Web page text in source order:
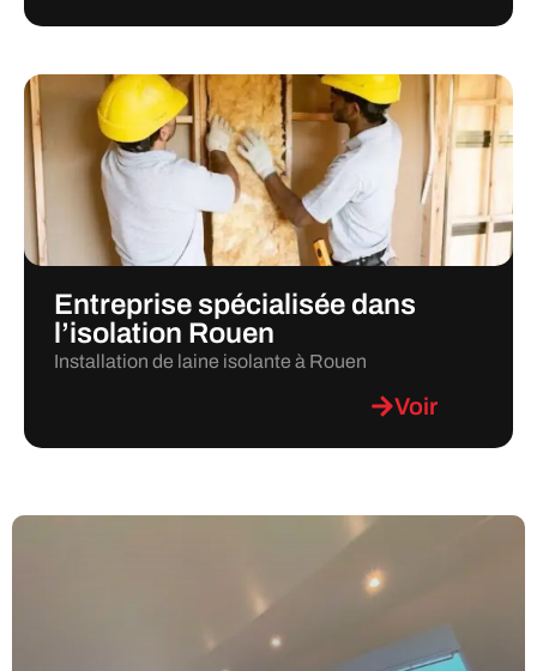
Entreprise spécialisée dans
l’isolation Rouen
Installation de laine isolante à Rouen
Voir